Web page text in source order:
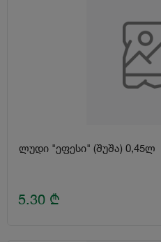
ლუდი "ეფესი" (შუშა) 0,45ლ
5.30 ₾